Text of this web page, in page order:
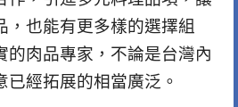
，也能有更多樣的選擇組
的肉品專家，不論是台灣內
經拓展的相當廣泛。